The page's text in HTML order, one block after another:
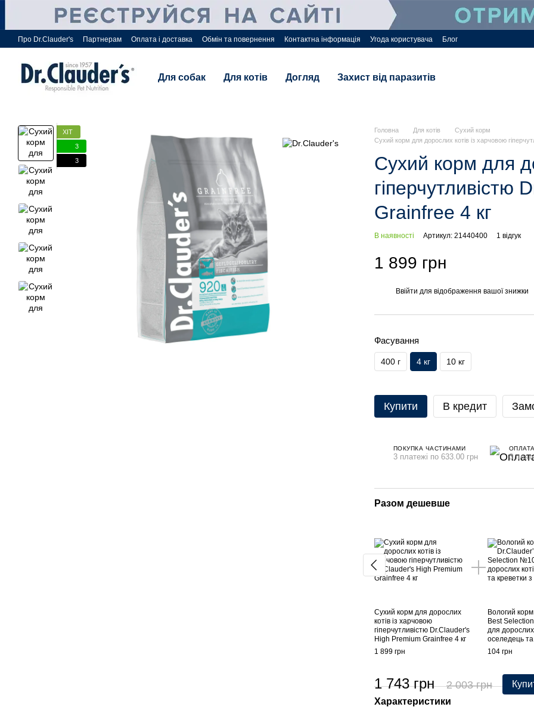
Перейти до основного контенту
Про Dr.Clauder's Партнерам Оплата і доставка Обмін та повернення Контактна інформація Угода користувача Блог
Для собак Для котів Догляд Захист від паразитів
ХІТ
3
3
Головна Для котів
Сухий корм
Сухий корм для дорослих котів із харчовою
Сухий корм для
гіперчутливістю
Grainfree 4 кг
В наявності Артикул: 21440400 1 відгук
1 899 грн
Ввійти для відображення вашої знижки
Фасування
400 г 4 кг 10 кг
Купити В кредит
ПОКУПКА ЧАСТИНАМИ
3 платежі по 633.00 грн 3
Разом дешевше
Сухий корм для дорослих
котів із харчовою
гіперчутливістю Dr.Clauder's
High Premium Grainfree 4 кг
1 899 грн
Вологий
Best
для дорослих
оселедець та
104 грн
1 743 грн 2 003 грн
Характеристики